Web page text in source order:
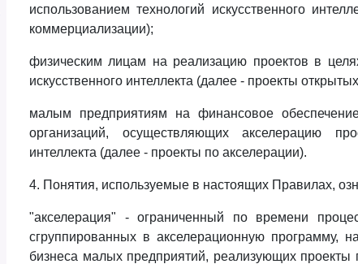
использованием технологий искусственного
коммерциализации);
физическим лицам на реализацию проектов в
искусственного интеллекта (далее - проекты
малым предприятиям на финансовое
организаций, осуществляющих акселерацию
интеллекта (далее - проекты по акселерации).
4. Понятия, используемые в настоящих Правилах,
"акселерация" - ограниченный по времени
сгруппированных в акселерационную программу,
бизнеса малых предприятий, реализующих